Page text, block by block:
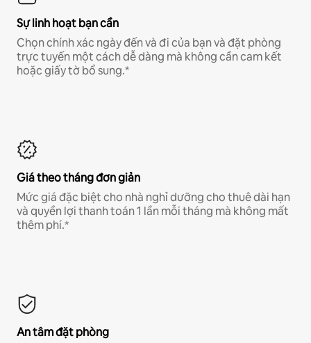
Sự linh hoạt bạn cần
Chọn chính xác ngày đến và đi của bạn và đặt phòng
trực tuyến một cách dễ dàng mà không cần cam kết
hoặc giấy tờ bổ sung.*
Giá theo tháng đơn giản
Mức giá đặc biệt cho nhà nghỉ dưỡng cho thuê dài hạn
và quyền lợi thanh toán 1 lần mỗi tháng mà không mất
thêm phí.*
An tâm đặt phòng